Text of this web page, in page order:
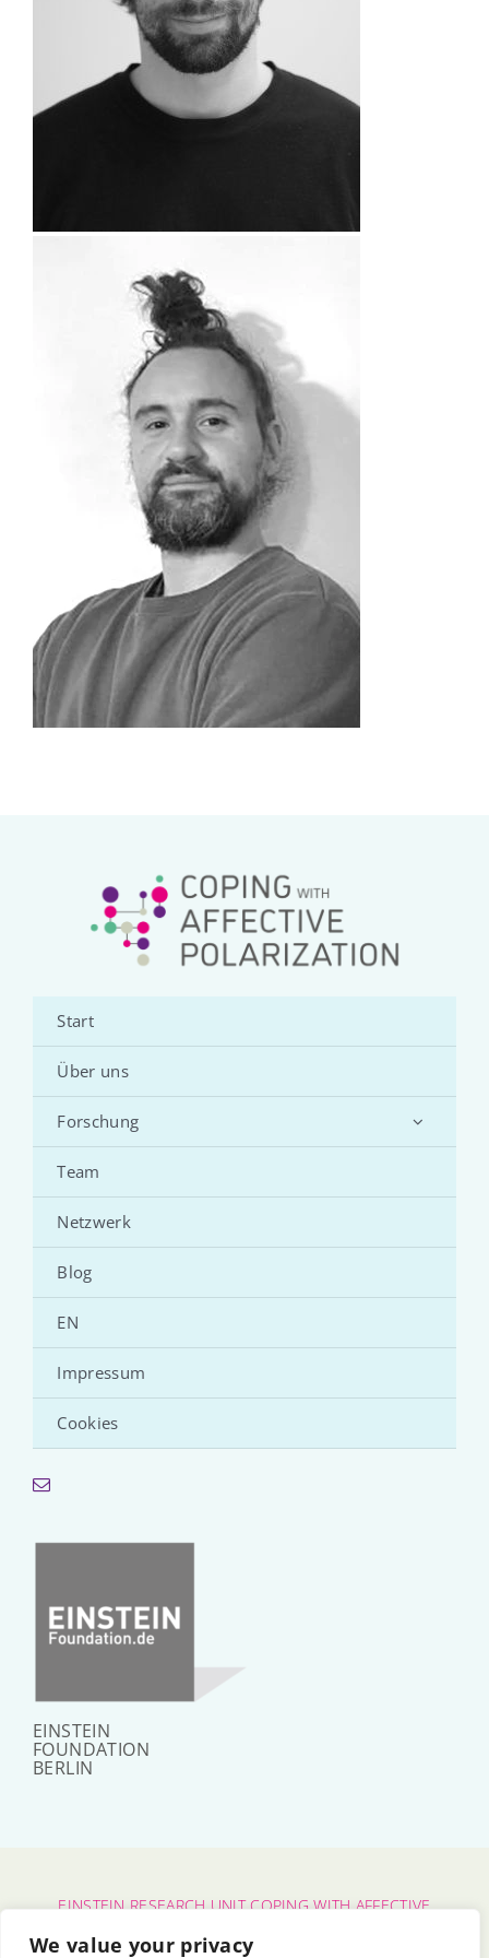
We value your privacy
Presse & Publikationen
Blog
Start
Über uns
Forschung
Team
Netzwerk
Blog
EN
Impressum
Cookies
EINSTEIN
FOUNDATION
BERLIN
EINSTEIN RESEARCH UNIT COPING WITH AFFECTIVE
POLARIZATION